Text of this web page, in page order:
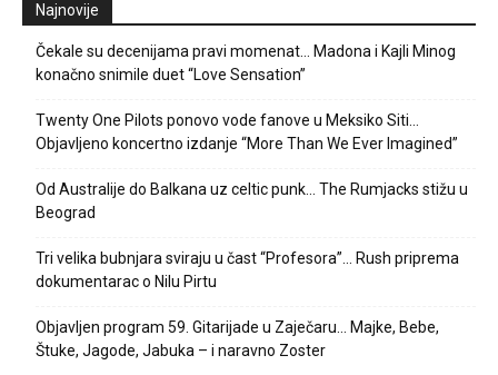
Najnovije
Čekale su decenijama pravi momenat… Madona i Kajli Minog
konačno snimile duet “Love Sensation”
Twenty One Pilots ponovo vode fanove u Meksiko Siti…
Objavljeno koncertno izdanje “More Than We Ever Imagined”
Od Australije do Balkana uz celtic punk… The Rumjacks stižu u
Beograd
Tri velika bubnjara sviraju u čast “Profesora”… Rush priprema
dokumentarac o Nilu Pirtu
Objavljen program 59. Gitarijade u Zaječaru… Majke, Bebe,
Štuke, Jagode, Jabuka – i naravno Zoster